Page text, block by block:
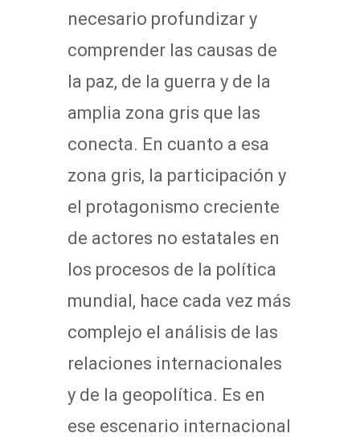
necesario profundizar y
comprender las causas de
la paz, de la guerra y de la
amplia zona gris que las
conecta. En cuanto a esa
zona gris, la participación y
el protagonismo creciente
de actores no estatales en
los procesos de la política
mundial, hace cada vez más
complejo el análisis de las
relaciones internacionales
y de la geopolítica. Es en
ese escenario internacional